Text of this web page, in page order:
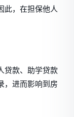
此，在担保他人
贷款、助学贷款
，进而影响到房